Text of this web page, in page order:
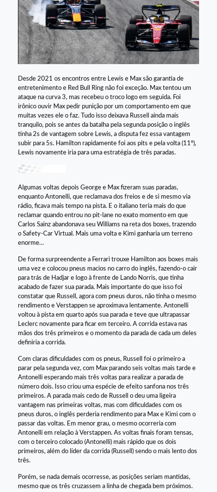
Desde 2021 os encontros entre Lewis e Max são garantia de
entretenimento e Red Bull Ring não foi exceção. Max tentou um
ataque na curva 3, mas recebeu o troco logo em seguida. Foi
irônico ouvir Max pedir punição por um comportamento em que
muitas vezes ele o faz. Tudo isso deixava Russell ainda mais
tranquilo, pois se antes da batalha pela segunda posição o inglês
tinha 2s de vantagem sobre Lewis, a disputa fez essa vantagem
subir para 5s. Hamilton rapidamente foi aos pits e pela volta (11º),
Lewis novamente iria para uma estratégia de três paradas.
Algumas voltas depois George e Max fizeram suas paradas,
enquanto Antonelli, que reclamava dos freios e de si mesmo via
rádio, ficava mais tempo na pista. E o italiano teria mais do que
reclamar quando entrou no pit-lane no exato momento em que
Carlos Sainz abandonava seu Williams na reta dos boxes, trazendo
o Safety-Car Virtual. Mais uma volta e Kimi ganharia um terreno
enorme…
De forma surpreendente a Ferrari trouxe Hamilton aos boxes mais
uma vez e colocou pneus macios no carro do inglês, fazendo-o cair
para trás de Hadjar e logo à frente de Lando Norris, que tinha
acabado de fazer sua parada. Mais importante do que isso foi
constatar que Russell, agora com pneus duros, não tinha o mesmo
rendimento e Verstappen se aproximava lentamente. Antonelli
voltou à pista em quarto após sua parada e teve que ultrapassar
Leclerc novamente para ficar em terceiro. A corrida estava nas
mãos dos três primeiros e o momento da parada de cada um deles
definiria a corrida.
Com claras dificuldades com os pneus, Russell foi o primeiro a
parar pela segunda vez, com Max parando seis voltas mais tarde e
Antonelli esperando mais três voltas para realizar a parada de
número dois. Isso criou uma espécie de efeito sanfona nos três
primeiros. A parada mais cedo de Russell o deu uma ligeira
vantagem nas primeiras voltas, mas com dificuldades com os
pneus duros, o inglês perderia rendimento para Max e Kimi com o
passar das voltas. Em menor grau, o mesmo ocorreria com
Antonelli em relação à Verstappen. As voltas finais foram tensas,
com o terceiro colocado (Antonelli) mais rápido que os dois
primeiros, além do líder da corrida (Russell) sendo o mais lento dos
três.
Porém, se nada demais ocorresse, as posições seriam mantidas,
mesmo que os três cruzassem a linha de chegada bem próximos.